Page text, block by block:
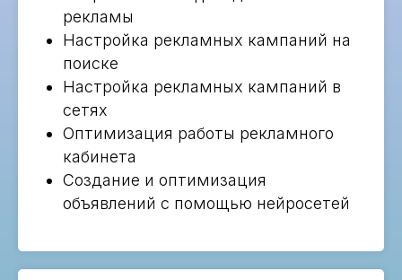
рекламы
Настройка рекламных кампаний на
поиске
Настройка рекламных кампаний в
сетях
Оптимизация работы рекламного
кабинета
Создание и оптимизация
объявлений с помощью нейросетей